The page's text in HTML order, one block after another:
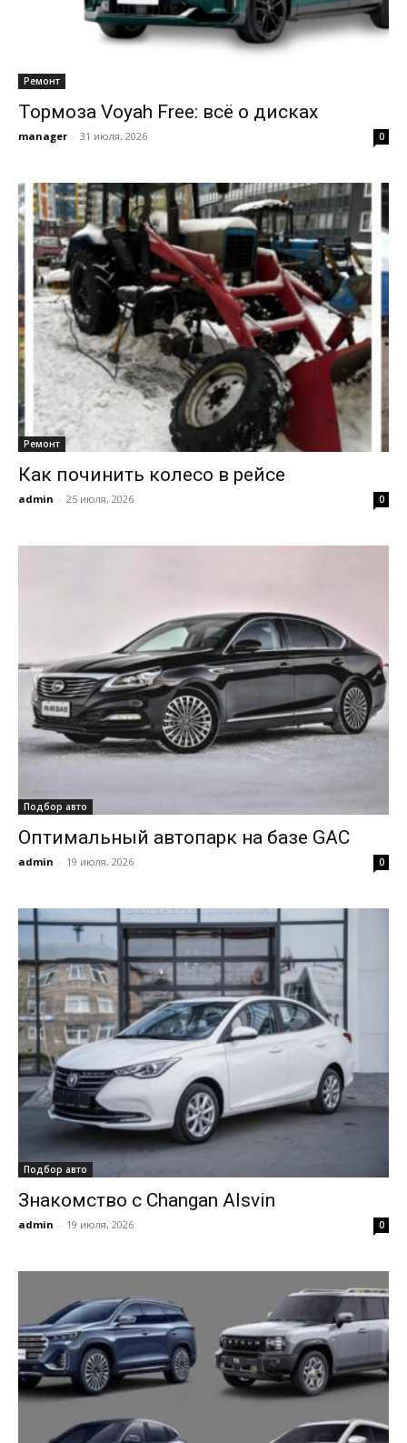
Ремонт
Тормоза Voyah Free: всё о дисках
manager - 31 июля, 2026 0
Ремонт
Как починить колесо в рейсе
admin - 25 июля, 2026 0
Подбор авто
Оптимальный автопарк на базе GAC
admin - 19 июля, 2026 0
Подбор авто
Знакомство с Changan Alsvin
admin - 19 июля, 2026 0